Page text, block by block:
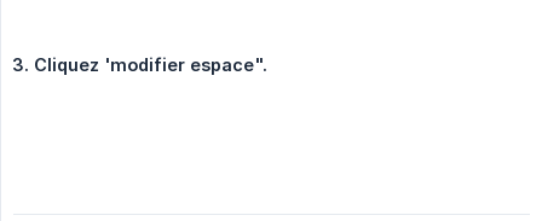
3. Cliquez 'modifier espace".